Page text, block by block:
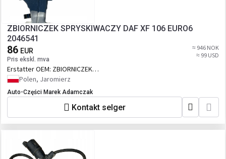
ZBIORNICZEK SPRYSKIWACZY DAF XF 106 EURO6
2046541
86 EUR
Pris ekskl. mva
≈ 946 NOK
≈ 99 USD
Erstatter OEM: ZBIORNICZEK
SPRYSKIWACZY DAF XF 106 EURO6
Polen, Jaromierz
Auto-Części Marek Adamczak
Kontakt selger